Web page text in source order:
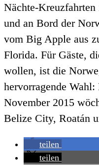
Nächte-
und an Bord der
vom Big Apple aus
Florida. Für Gäste,
wollen, ist die
hervorragende
November 2015
Belize City, Roatán
teilen
teilen